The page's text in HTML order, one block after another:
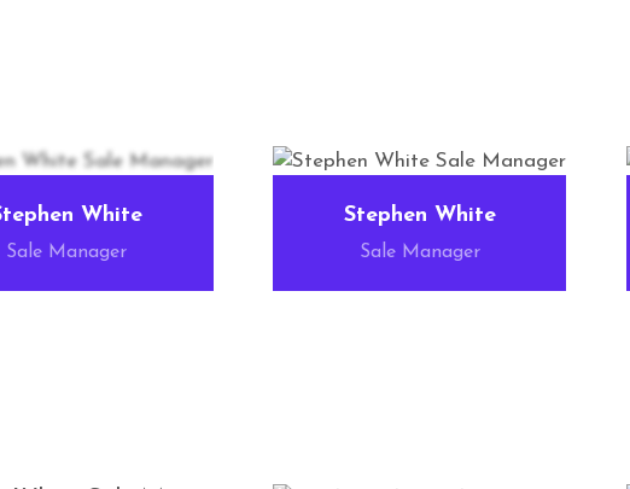
White
Sale Manager
Stephen White
Sale Manager